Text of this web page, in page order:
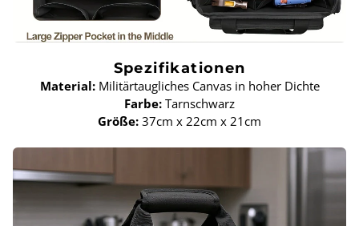
Spezifikationen
Material:Militärtaugliches Canvas in hoher Dichte
Farbe: Tarnschwarz
Größe: 37cm x 22cm x 21cm